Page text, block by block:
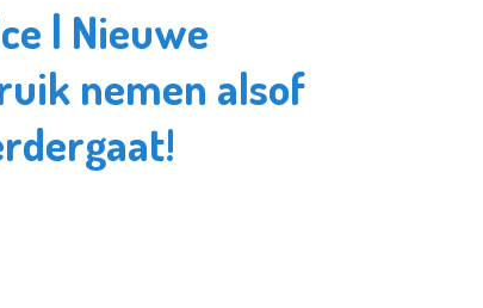
| Nieuwe
nemen alsof